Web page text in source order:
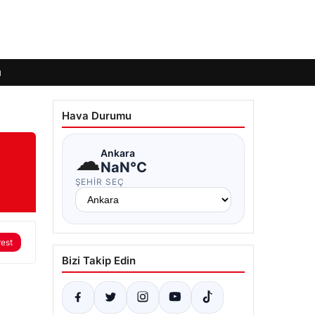
Hava Durumu
☁Ankara
NaN°C
ŞEHIR SEÇ
Bizi Takip Edin